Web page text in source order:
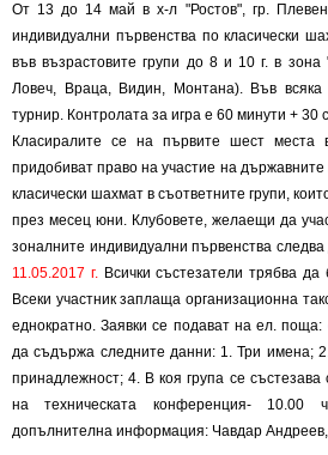
От 13 до 14 май в х-л "Ростов", гр.
индивидуални първенства по класически
във възрастовите групи до 8 и 10 г. в
Ловеч, Враца, Видин, Монтана). Във
турнир. Контролата за игра е 60 минути + 30
Класиралите се на първите шест места
придобиват право на участие на
класически шахмат в съответните групи,
през месец юни. Клубовете, желаещи да
зоналните индивидуални първенства
11.05.2017 г.Всички състезатели трябва
Всеки участник заплаща организационна
еднократно. Заявки се подават на ел. поща:
да съдържа следните данни: 1. Три имена;
принадлежност; 4. В коя група се състезава
на техническата конференция-
допълнителна информация: Чавдар